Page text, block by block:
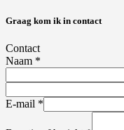
Graag kom ik in contact
Contact
Naam *
E-mail *